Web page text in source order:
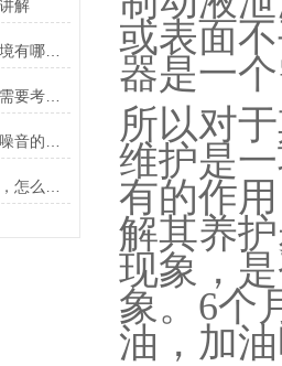
解
电力液压推动器在运行时对环境有哪些要求？
选购电力液压制动器刹车片时需要考虑的问题有哪些？
或表面
器是一
所以对
维护是
有的作
解其养
现象，
象。 6个
油，加